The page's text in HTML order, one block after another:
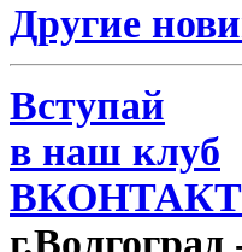
Другие
Вступай
в наш клуб